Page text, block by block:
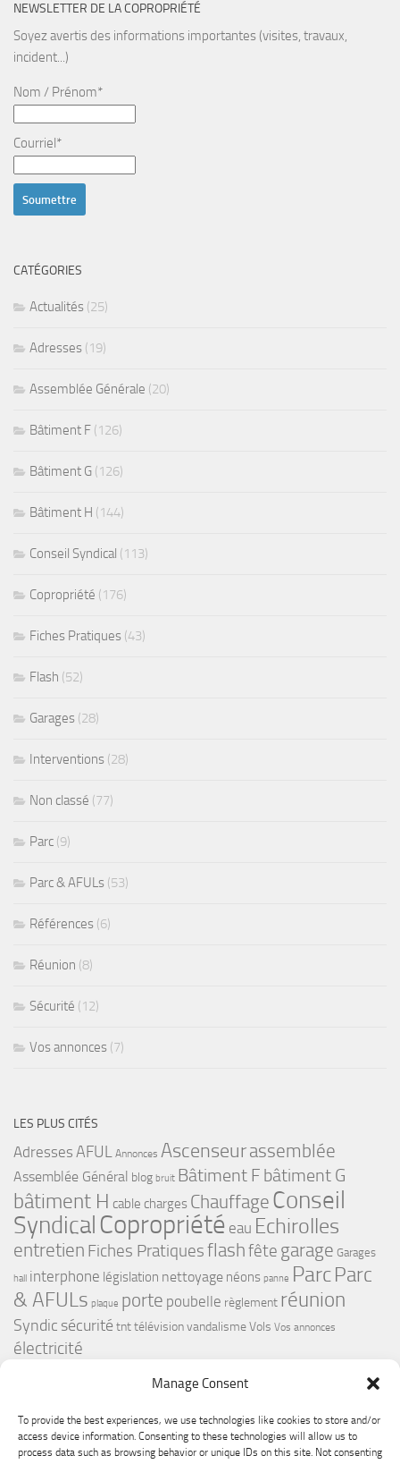
Manage Consent
To provide the best experiences, we use technologies like cookies to store and/or
access device information. Consenting to these technologies will allow us to
process data such as browsing behavior or unique IDs on this site. Not consenting
NEWSLETTER DE LA COPROPRIÉTÉ
Soyez avertis des informations importantes (visites, travaux,
incident...)
Nom / Prénom*
Courriel*
CATÉGORIES
Actualités (25)
Adresses (19)
Assemblée Générale (20)
Bâtiment F (126)
Bâtiment G (126)
Bâtiment H (144)
Conseil Syndical (113)
Copropriété (176)
Fiches Pratiques (43)
Flash (52)
Garages (28)
Interventions (28)
Non classé (77)
Parc (9)
Parc & AFULs (53)
Références (6)
Réunion (8)
Sécurité (12)
Vos annonces (7)
LES PLUS CITÉS
Adresses AFUL Annonces Ascenseurassemblée
Assemblée Général blog bruit Bâtiment F bâtiment G
bâtiment H cable charges Chauffage Conseil
Syndical Copropriété eau Echirolles
entretien Fiches Pratiquesflashfête garage Garages
hall interphone législation nettoyage néons panne ParcParc
& AFULs plaque porte poubelle règlement réunion
Syndic sécurité tnttélévisionvandalismeVols Vos annonces
électricité